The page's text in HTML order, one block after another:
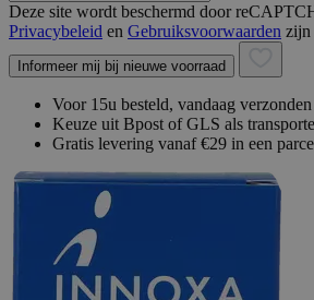
Deze site wordt beschermd door
Privacybeleid en Gebruiksvoorwaarden zijn
Informeer mij bij nieuwe voorraad
Voor 15u besteld, vandaag verzonden
Keuze uit Bpost of GLS als
Gratis levering vanaf €29 in een